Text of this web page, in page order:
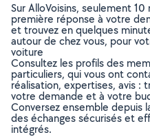
Sur AlloVoisins, seulement
première réponse à votre
et trouvez en quelques
autour de chez vous, pour
voiture
Consultez les profils des
particuliers, qui vous ont
réalisation, expertises, avis :
votre demande et à votre
Conversez ensemble depuis
des échanges sécurisés et
intégrés.